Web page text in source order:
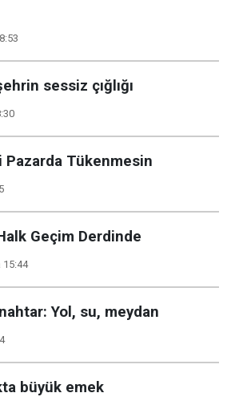
sessiz çığlığı
Pazarda Tükenmesin
Geçim Derdinde
15:44
Yol, su, meydan
büyük emek